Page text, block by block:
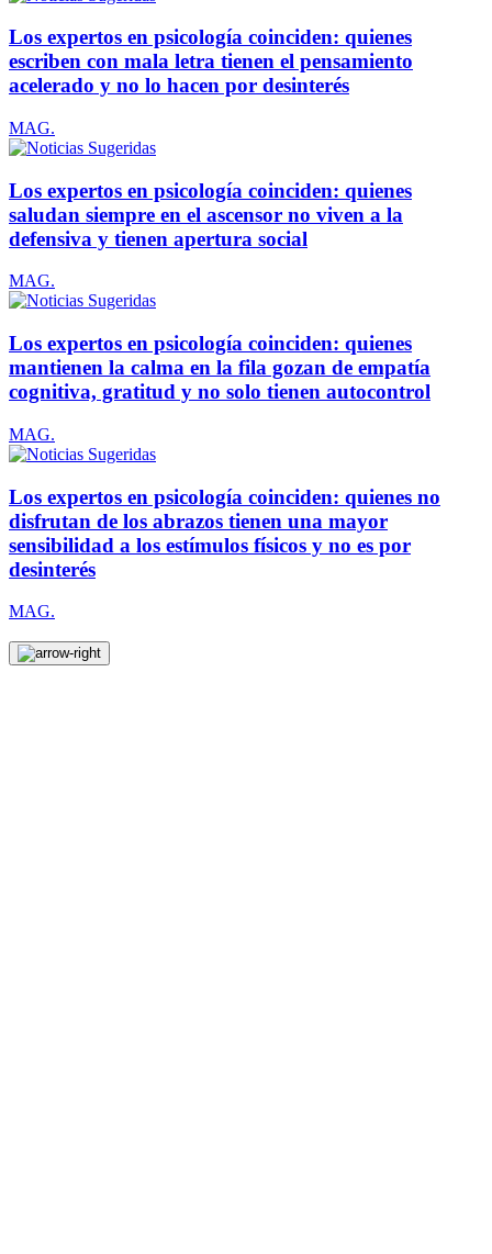
Los expertos en psicología coinciden: quienes
escriben con mala letra tienen el pensamiento
acelerado y no lo hacen por desinterés
MAG.
Los expertos en psicología coinciden: quienes
saludan siempre en el ascensor no viven a la
defensiva y tienen apertura social
MAG.
Los expertos en psicología coinciden: quienes
mantienen la calma en la fila gozan de empatía
cognitiva, gratitud y no solo tienen autocontrol
MAG.
Los expertos en psicología coinciden: quienes no
disfrutan de los abrazos tienen una mayor
sensibilidad a los estímulos físicos y no es por
desinterés
MAG.